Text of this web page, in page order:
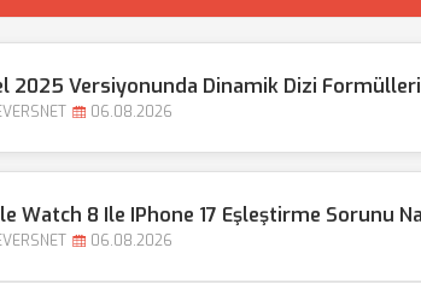
2025 Versiyonunda Dinamik Dizi
06.08.2026
Watch 8 Ile IPhone 17 Eşleştirme Sorunu
06.08.2026